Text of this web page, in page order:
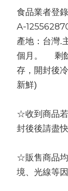
食品業者登
A-
產地：台灣.
個月。     剩
存，開封後
新鮮)
☆收到商品
封後後請盡
☆販售商品
境、光線等